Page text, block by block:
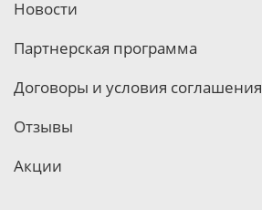
Новости
Партнерская программа
Договоры и условия соглашения
Отзывы
Акции